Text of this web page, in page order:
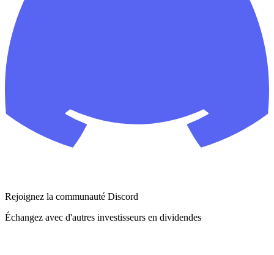
Rejoignez la communauté Discord
Échangez avec d'autres investisseurs en dividendes